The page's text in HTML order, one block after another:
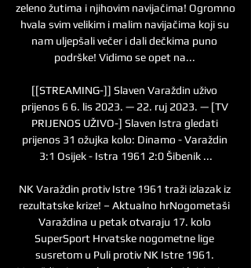
zeleno žutima i njihovim navijačima! Ogromno
hvala svim velikim i malim navijačima koji su
nam uljepšali večer i dali dečkima puno
podrške! Vidimo se opet na...
[[STREAMING-]] Slaven Varaždin uživo
prijenos 6 6. lis 2023. — 22. ruj 2023. — [TV
PRIJENOS UŽIVO-] Slaven Istra gledati
prijenos 31 ožujka kolo: Dinamo - Varaždin
3:1 Osijek - Istra 1961 2:0 Šibenik ...
NK Varaždin protiv Istre 1961 traži izlazak iz
rezultatske krize! – Aktualno hrNogometaši
Varaždina u petak otvaraju 17. kolo
SuperSport Hrvatske nogometne lige
susretom u Puli protiv NK Istre 1961.